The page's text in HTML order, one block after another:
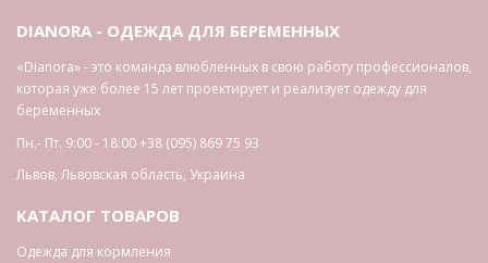
DIANORA - ОДЕЖДА ДЛЯ БЕРЕМЕННЫХ
«Dianora» - это команда влюбленных в свою работу профессионалов,
которая уже более 15 лет проектирует и реализует одежду для
беременных
Пн.- Пт. 9:00 - 18:00+38 (095) 869 75 93
Львов,Львовская область, Украина
КАТАЛОГ ТОВАРОВ
Одежда для кормления